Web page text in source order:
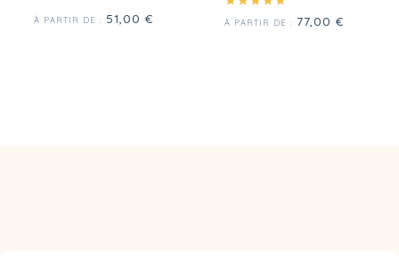
À PARTIR DE : 51,00 €
Note
5.00
À PARTIR DE : 77,00 €